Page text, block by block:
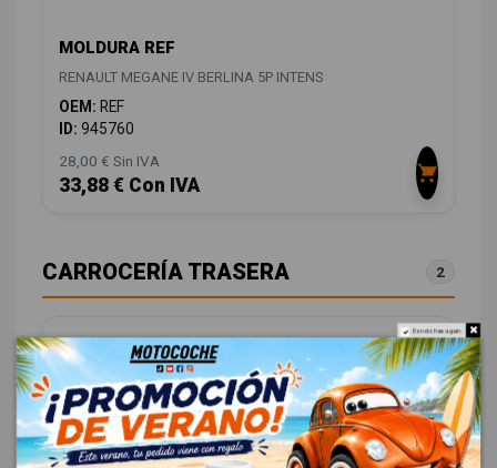
MOLDURA REF
RENAULT MEGANE IV BERLINA 5P INTENS
OEM: REF
ID: 945760
28,00 € Sin IVA
33,88 € Con IVA
CARROCERÍA TRASERA 2
Do not show again.